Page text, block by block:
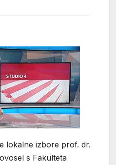
lokalne izbore prof. dr.
s Fakulteta